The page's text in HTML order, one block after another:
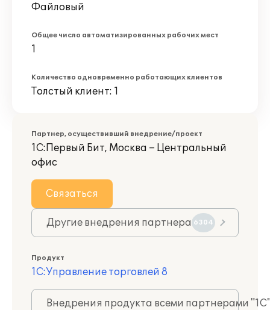
Файловый
Общее число автоматизированных рабочих мест
1
Количество одновременно работающих клиентов
Толстый клиент: 1
Партнер, осуществивший внедрение/проект
1С:Первый Бит, Москва – Центральный
офис
Связаться
Другие внедрения партнера 6304
Продукт
1С:Управление торговлей 8
Внедрения продукта всеми партнерами